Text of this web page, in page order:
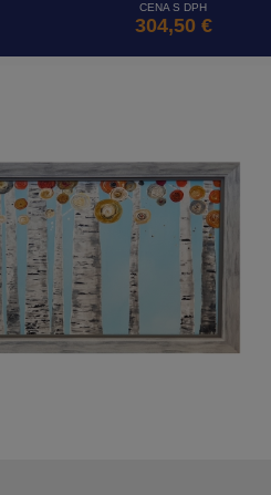
CENA S DPH
304,50 €